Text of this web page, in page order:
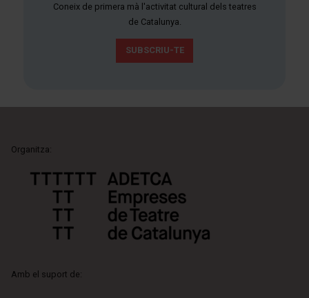
Coneix de primera mà l'activitat cultural dels teatres
de Catalunya.
SUBSCRIU-TE
Organitza:
Amb el suport de: